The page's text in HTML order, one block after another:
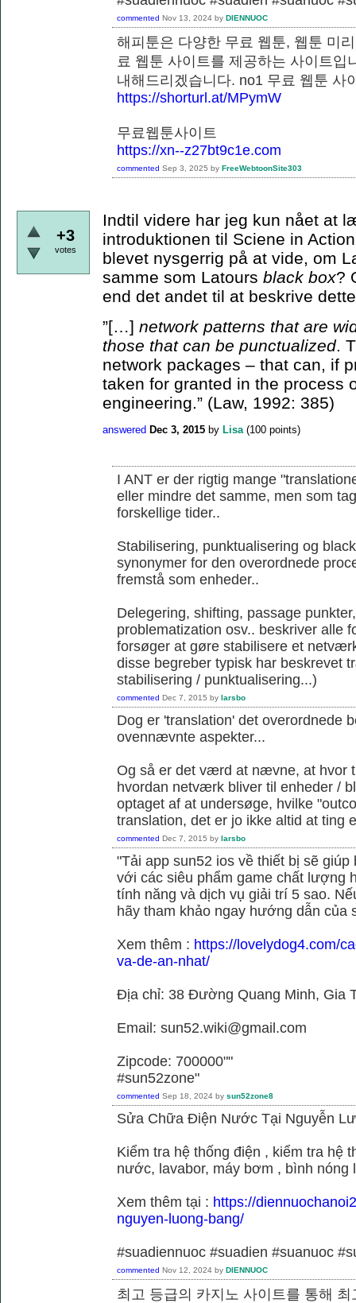
commented Nov 13, 2024 by DIENNUOC
해피툰은 다양한 무료 웹툰, 웹툰 미
료 웹툰 사이트를 제공하는 사이트
내해드리겠습니다. no1 무료 웹
https://shorturl.at/MPymW
무료웹툰사이트
https://xn--z27bt9c1e.com
commented Sep 3, 2025 by FreeWebtoonSite303
+3
votes
Indtil videre har jeg kun nået at
introduktionen til Sciene in
blevet nysgerrig på at vide, om
samme som Latours black box?
end det andet til at beskrive
”[…] network patterns that are
those that can be punctualized.
network packages – that can, if
taken for granted in the process
engineering.” (Law, 1992: 385)
answered Dec 3, 2015 by Lisa (100 points)
I ANT er der rigtig mange
eller mindre det samme, men som
forskellige tider..
Stabilisering, punktualisering og
synonymer for den overordnede
fremstå som enheder..
Delegering, shifting, passage
problematization osv.. beskriver alle
forsøger at gøre stabilisere et
disse begreber typisk har beskrevet
stabilisering / punktualisering...)
commented Dec 7, 2015 by larsbo
Dog er 'translation' det overordnede
ovennævnte aspekter...
Og så er det værd at nævne, at hvor
hvordan netværk bliver til enheder /
optaget af at undersøge, hvilke
translation, det er jo ikke altid at ting
commented Dec 7, 2015 by larsbo
"Tải app sun52 ios về thiết bị sẽ
với các siêu phẩm game chất lượng
tính năng và dịch vụ giải trí 5 sao.
hãy tham khảo ngay hướng dẫn của
Xem thêm : https://lovelydog4.com/
va-de-an-nhat/
Địa chỉ: 38 Đường Quang Minh, Gia
Email: sun52.wiki@gmail.com
Zipcode: 700000""
#sun52zone"
commented Sep 18, 2024 by sun52zone8
Sửa Chữa Điện Nước Tại Nguyễn
Kiểm tra hệ thống điện , kiểm tra hệ
nước, lavabor, máy bơm , bình nóng
Xem thêm tại : https://
nguyen-luong-bang/
#suadiennuoc #suadien #suanuoc
commented Nov 12, 2024 by DIENNUOC
최고 등급의 카지노 사이트를 통해